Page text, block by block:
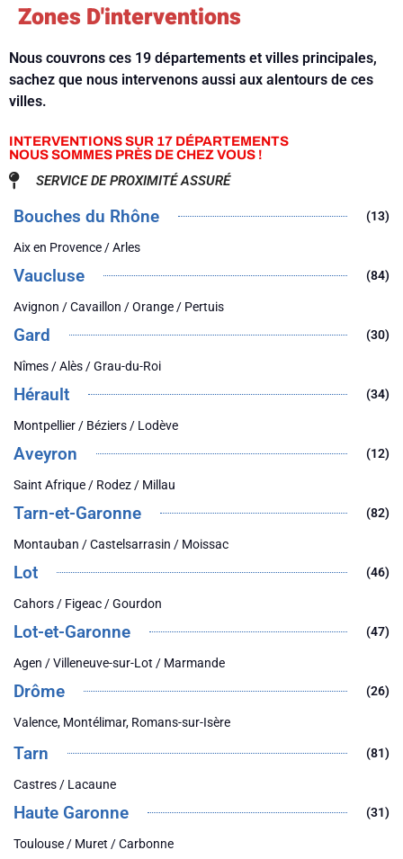
Zones D'interventions
Nous couvrons ces 19 départements et villes principales,
sachez que nous intervenons aussi aux alentours de ces
villes.
INTERVENTIONS SUR 17 DÉPARTEMENTS
NOUS SOMMES PRÈS DE CHEZ VOUS !
SERVICE DE PROXIMITÉ ASSURÉ
Bouches du Rhône (13)
Aix en Provence / Arles
Vaucluse (84)
Avignon / Cavaillon / Orange / Pertuis
Gard (30)
Nîmes / Alès / Grau-du-Roi
Hérault (34)
Montpellier / Béziers / Lodève
Aveyron (12)
Saint Afrique / Rodez / Millau
Tarn-et-Garonne (82)
Montauban / Castelsarrasin / Moissac
Lot (46)
Cahors / Figeac / Gourdon
Lot-et-Garonne (47)
Agen / Villeneuve-sur-Lot / Marmande
Drôme (26)
Valence, Montélimar, Romans-sur-Isère
Tarn (81)
Castres / Lacaune
Haute Garonne (31)
Toulouse / Muret / Carbonne